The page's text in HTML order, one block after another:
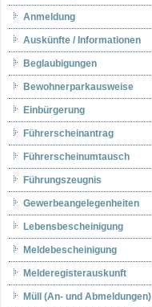
Anmeldung
Auskünfte / Informationen
Beglaubigungen
Bewohnerparkausweise
Einbürgerung
Führerscheinantrag
Führerscheinumtausch
Führungszeugnis
Gewerbeangelegenheiten
Lebensbescheinigung
Meldebescheinigung
Melderegisterauskunft
Müll (An- und Abmeldungen)